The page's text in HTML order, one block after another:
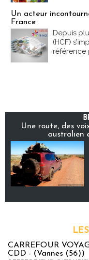
Un acteur
France
Depuis
(HCF)
référence
Une route, des
australien
LES
CARREFOUR
CDD - (Vannes (56))